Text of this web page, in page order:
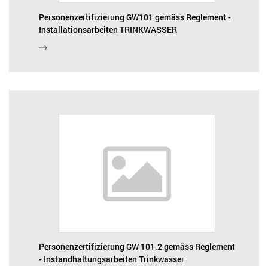
Personenzertifizierung GW101 gemäss Reglement -
Installationsarbeiten TRINKWASSER
Personenzertifizierung GW 101.2 gemäss Reglement
- Instandhaltungsarbeiten Trinkwasser